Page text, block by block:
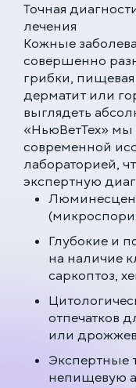
Точная
лечения
Кожные
совершенно
грибки, пищевая
дерматит или
выглядеть
«НьюВетТех» мы
современной
лабораторией,
экспертную
Глубокие и
на наличие
саркоптоз,
отпечатков
или
Экспертные
непищевую